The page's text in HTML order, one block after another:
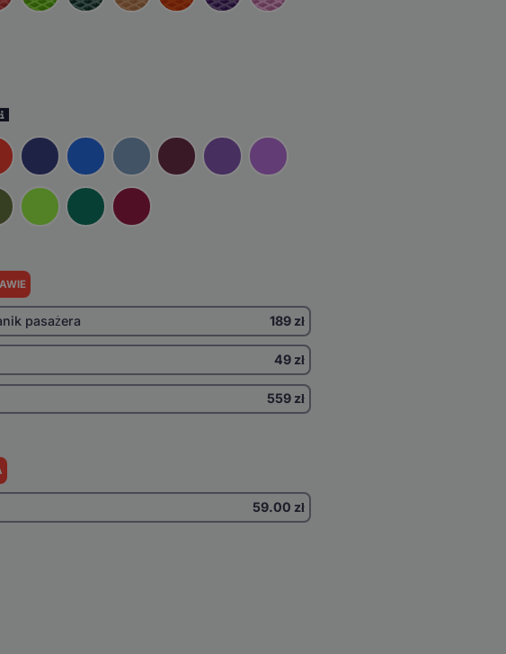
pasażera 189 zł
49 zł
559 zł
59.00 zł